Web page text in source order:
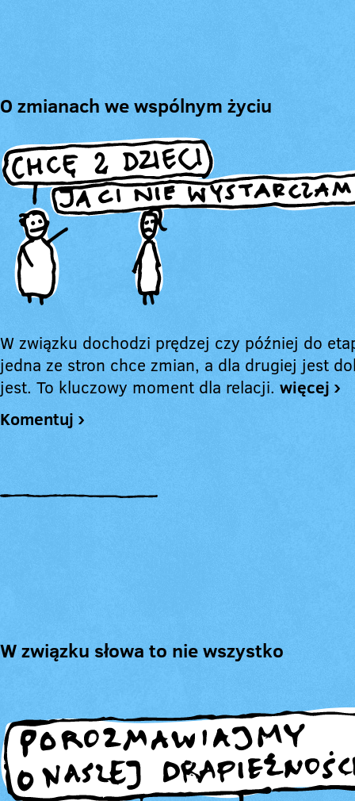
O zmianach we wspólnym życiu
W związku dochodzi prędzej czy później do
jedna ze stron chce zmian, a dla drugiej jest
jest. To kluczowy moment dla relacji. więcej ›
Komentuj ›
W związku słowa to nie wszystko